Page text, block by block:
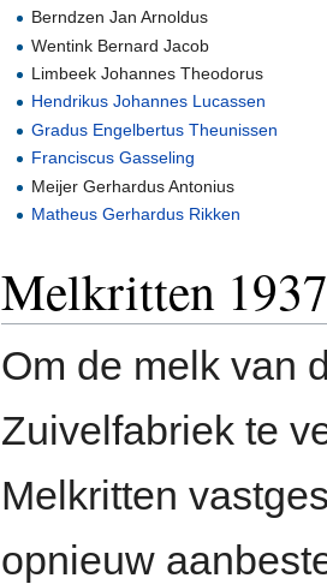
Berndzen Jan Arnoldus
Wentink Bernard Jacob
Limbeek Johannes Theodorus
Hendrikus Johannes Lucassen
Gradus Engelbertus Theunissen
Franciscus Gasseling
Meijer Gerhardus Antonius
Matheus Gerhardus Rikken
Melkritten 1937
Om de melk van
Zuivelfabriek te
Melkritten
opnieuw